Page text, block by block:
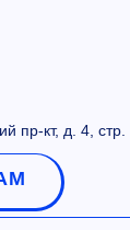
пр-кт, д. 4, стр.